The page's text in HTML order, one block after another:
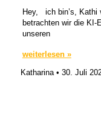
Hey, ich bin’s,
betrachten wir die KI-
unseren
weiterlesen »
Katharina
30. Juli